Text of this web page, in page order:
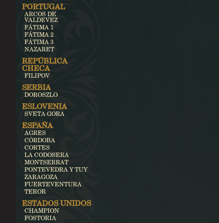
PORTUGAL
ARCOS DE
VALDEVEZ
FÁTIMA 1
FÁTIMA 2
FÁTIMA 3
NAZARET
REPÚBLICA
CHECA
FILIPOV
SERBIA
DOROSZLO
ESLOVENIA
SVETA GORA
ESPAÑA
AGRES
CÓRDOBA
CORTES
LA CODOSERA
MONTSERRAT
PONTEVEDRA Y TUY
ZARAGOZA
FUERTEVENTURA
TEROR
ESTADOS UNIDOS
CHAMPION
FOSTORIA